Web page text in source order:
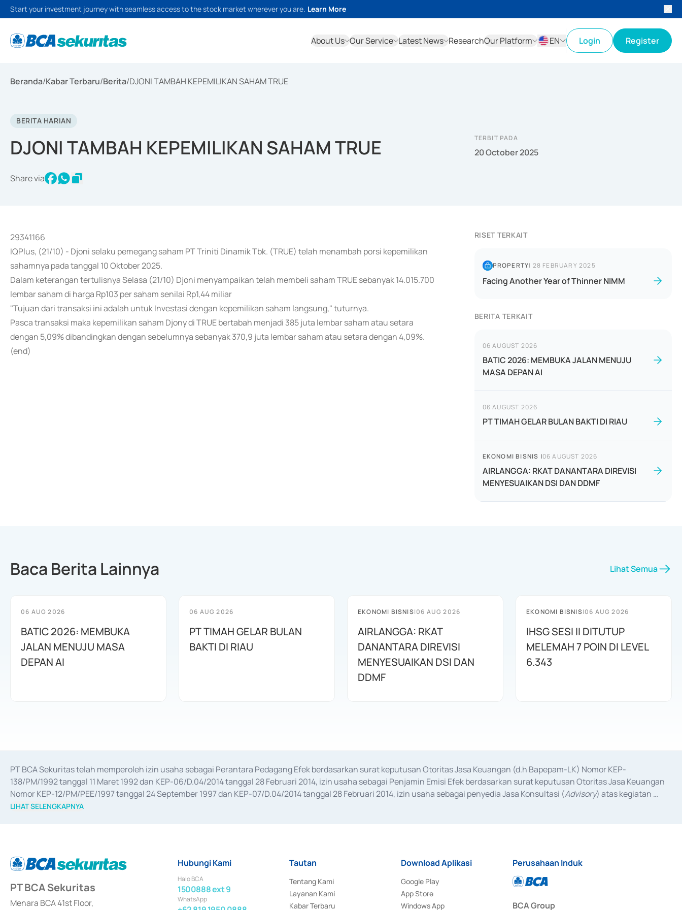
Start your investment journey with seamless access to the stock market wherever you are. Learn More
About Us Our Service Latest News ResearchOur Platform
EN
Login Register
Beranda/Kabar Terbaru/Berita/DJONI TAMBAH KEPEMILIKAN SAHAM TRUE
BERITA HARIAN
DJONI TAMBAH KEPEMILIKAN SAHAM TRUE
Share via
TERBIT PADA
20 October 2025
29341166
IQPlus, (21/10) - Djoni selaku pemegang saham PT Triniti Dinamik Tbk. (TRUE) telah menambah porsi kepemilikan
sahamnya pada tanggal 10 Oktober 2025.
Dalam keterangan tertulisnya Selasa (21/10) Djoni menyampaikan telah membeli saham TRUE sebanyak 14.015.700
lembar saham di harga Rp103 per saham senilai Rp1,44 miliar
"Tujuan dari transaksi ini adalah untuk Investasi dengan kepemilikan saham langsung," tuturnya.
Pasca transaksi maka kepemilikan saham Djony di TRUE bertabah menjadi 385 juta lembar saham atau setara
dengan 5,09% dibandingkan dengan sebelumnya sebanyak 370,9 juta lembar saham atau setara dengan 4,09%.
(end)
RISET TERKAIT
PROPERTY| 28 FEBRUARY 2025
Facing Another Year of Thinner NIMM
BERITA TERKAIT
06 AUGUST 2026
BATIC 2026: MEMBUKA JALAN MENUJU
MASA DEPAN AI
06 AUGUST 2026
PT TIMAH GELAR BULAN BAKTI DI RIAU
EKONOMI BISNIS |06 AUGUST 2026
AIRLANGGA: RKAT DANANTARA DIREVISI
MENYESUAIKAN DSI DAN DDMF
Baca Berita Lainnya Lihat Semua
06 AUG 2026
BATIC 2026: MEMBUKA
JALAN MENUJU MASA
DEPAN AI
06 AUG 2026
PT TIMAH GELAR BULAN
BAKTI DI RIAU
EKONOMI BISNIS|06 AUG 2026
AIRLANGGA: RKAT
DANANTARA DIREVISI
MENYESUAIKAN DSI DAN
DDMF
EKONOMI BISNIS|06 AUG 2026
IHSG SESI II DITUTUP
MELEMAH 7 POIN DI LEVEL
6.343
PT BCA Sekuritas telah memperoleh izin usaha sebagai Perantara Pedagang Efek berdasarkan surat keputusan Otoritas Jasa Keuangan (d.h Bapepam-LK) Nomor KEP-
138/PM/1992 tanggal 11 Maret 1992 dan KEP-06/D.04/2014 tanggal 28 Februari 2014, izin usaha sebagai Penjamin Emisi Efek berdasarkan surat keputusan Otoritas Jasa Keuangan
Nomor KEP-12/PM/PEE/1997 tanggal 24 September 1997 dan KEP-07/D.04/2014 tanggal 28 Februari 2014, izin usaha sebagai penyedia Jasa Konsultasi (Advisory) atas kegiatan
merger, akuisisi, divestasi, dan
LIHAT SELENGKAPNYA
PT BCA Sekuritas
Menara BCA 41st Floor,
Hubungi Kami
Halo BCA
1500888 ext 9
WhatsApp
Tautan
Tentang Kami
Layanan Kami
Kabar Terbaru
Download Aplikasi
Google Play
App Store
Windows App
Perusahaan Induk
BCA Group